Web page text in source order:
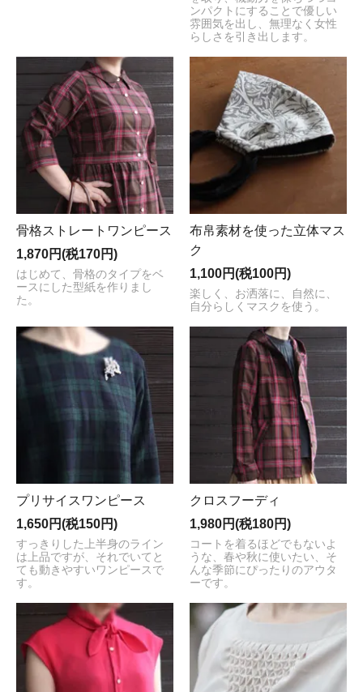
ンパクトにすることで優しい
雰囲気を出し、無理なく女性
らしさを引き出します。
骨格ストレートワンピース
1,870円(税170円)
はじめて、骨格のタイプをベ
ースにした型紙を作りまし
た。
布帛素材を使った立体マス
ク
1,100円(税100円)
楽しく、お洒落に、自然に、
自分らしくマスクを使う。
プリサイスワンピース
1,650円(税150円)
すっきりした上半身のライン
は上品ですが、それでいてと
ても動きやすいワンピースで
す。
クロスフーディ
1,980円(税180円)
コートを着るほどでもないよ
うな、春や秋に使いたい、そ
んな季節にぴったりのアウタ
ーです。